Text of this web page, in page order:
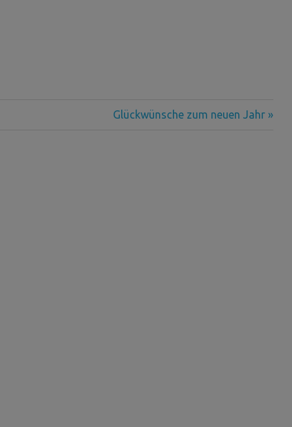
Nächster
Glückwünsche zum neuen Jahr